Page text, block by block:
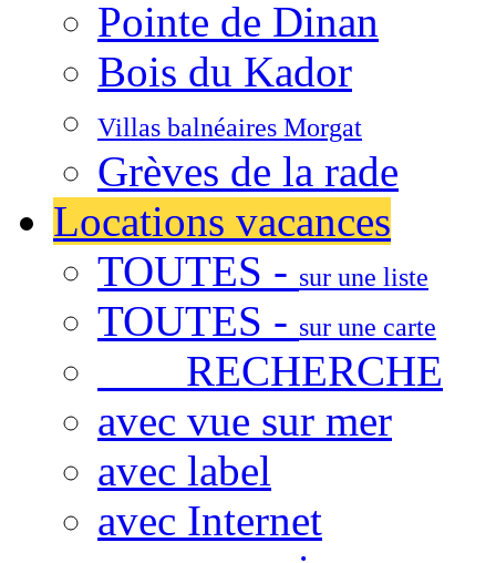
Pointe de Dinan
Bois du Kador
Villas balnéaires Morgat
Grèves de la rade
Locations vacances
TOUTES - sur une liste
TOUTES - sur une carte
RECHERCHE
avec vue sur mer
avec label
avec Internet